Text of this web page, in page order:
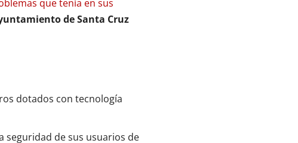
que tenía en sus
de Santa Cruz
dotados con tecnología
seguridad de sus usuarios de